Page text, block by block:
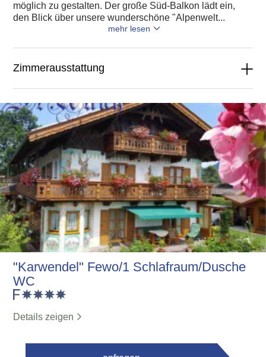
möglich zu gestalten. Der große Süd-Balkon lädt ein,
den Blick über unsere wunderschöne "Alpenwelt...
mehr lesen
Zimmerausstattung
"Karwendel" Fewo/1 Schlafraum/Dusche
WC
Details zeigen